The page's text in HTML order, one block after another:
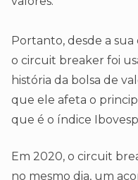
Portanto, desde a sua
o circuit breaker foi
história da bolsa de
que ele afeta o
que é o índice
Em 2020, o circuit
no mesmo dia, um